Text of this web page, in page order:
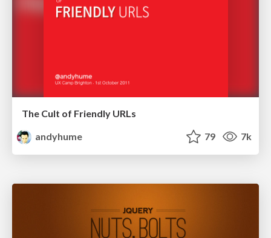
The Cult of Friendly URLs
andyhume
79 7k